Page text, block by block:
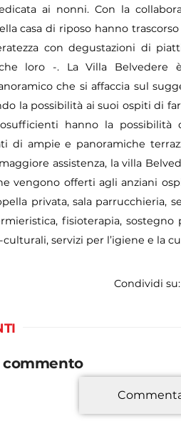
ai nonni. Con la
casa di riposo hanno
con degustazioni di
loro -. La Villa
che si affaccia sul
la possibilità ai suoi ospiti di
hanno la
di ampie e panoramiche
assistenza, la villa
vengono offerti agli anziani
privata, sala parrucchieria,
fisioterapia,
servizi per l’igiene e la
Condividi su:
commento